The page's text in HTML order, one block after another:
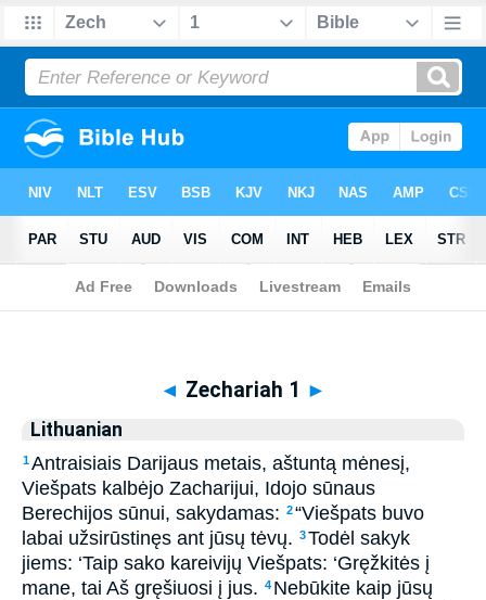
Biblia> Lithuanian > Zechariah 1
◄ Zechariah 1 ►
Lithuanian
1Antraisiais Darijaus metais, aštuntą mėnesį,
Viešpats kalbėjo Zacharijui, Idojo sūnaus
Berechijos sūnui, sakydamas: 2“Viešpats buvo
labai užsirūstinęs ant jūsų tėvų. 3Todėl sakyk
jiems: ‘Taip sako kareivijų Viešpats: ‘Gręžkitės į
mane, tai Aš gręšiuosi į jus. 4 Nebūkite kaip jūsų